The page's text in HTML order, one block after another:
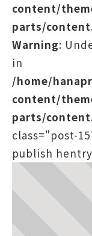
content/
parts/
Warning:
in
/home/
content/
parts/
class="post-
publish